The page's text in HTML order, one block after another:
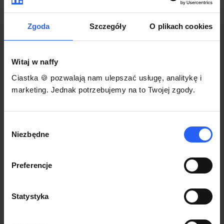
Zgoda Szczegóły O plikach cookies
Witaj w naffy
Ciastka 🍪 pozwalają nam ulepszać usługę, analitykę i
marketing. Jednak potrzebujemy na to Twojej zgody.
zgody
Niezbędne
Preferencje
Statystyka
Korzystaj na dowolnym urządzeniu z
przeglądarką Chrome
Włącz czasową promocję
3
Każdy produkt w naffy ma swój indywidualny link.
gdzie się nim podzielisz z odbiorcami.